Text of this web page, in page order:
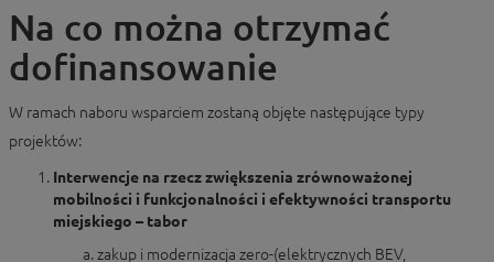
Na co można otrzymać
dofinansowanie
W ramach naboru wsparciem zostaną objęte następujące typy
projektów:
Interwencje na rzecz zwiększenia zrównoważonej
mobilności i funkcjonalności i efektywności transportu
miejskiego – tabor
zakup i modernizacja zero-(elektrycznych BEV,